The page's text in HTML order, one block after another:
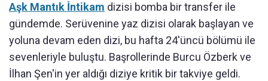
Aşk Mantık İntikam dizisi bomba bir transfer ile
gündemde. Serüvenine yaz dizisi olarak başlayan ve
yoluna devam eden dizi, bu hafta 24'üncü bölümü ile
sevenleriyle buluştu. Başrollerinde Burcu Özberk ve
İlhan Şen'in yer aldığı diziye kritik bir takviye geldi.